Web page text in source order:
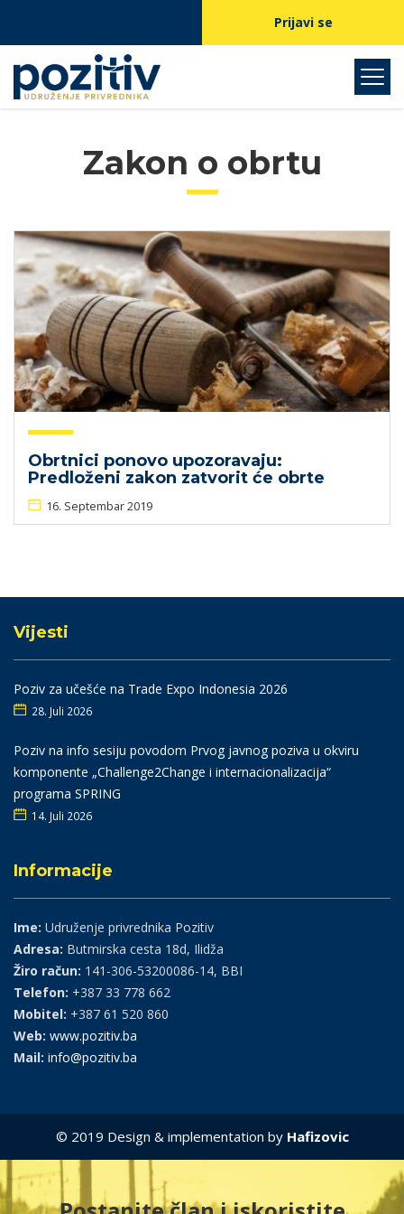
Prijavi se
Zakon o obrtu
Obrtnici ponovo upozoravaju:
Predloženi zakon zatvorit će obrte
16. Septembar 2019
Vijesti
Poziv za učešće na Trade Expo Indonesia 2026
28. Juli 2026
Poziv na info sesiju povodom Prvog javnog poziva u okviru
komponente „Challenge2Change i internacionalizacija“
programa SPRING
14. Juli 2026
Informacije
Ime: Udruženje privrednika Pozitiv
Adresa: Butmirska cesta 18d, Ilidža
Žiro račun: 141-306-53200086-14, BBI
Telefon: +387 33 778 662
Mobitel: +387 61 520 860
Web: www.pozitiv.ba
Mail: info@pozitiv.ba
© 2019 Design & implementation by Hafizovic